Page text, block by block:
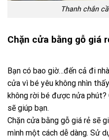
Thanh chắn
Chặn cửa bằng gỗ giá
Bạn có bao giờ…đến cả đi
cửa vì bé yêu không nhìn
không rời bé được nửa
sẽ giúp bạn.
Chặn cửa bằng gỗ giá rẻ sẽ
mình một cách dễ dàng. Sử